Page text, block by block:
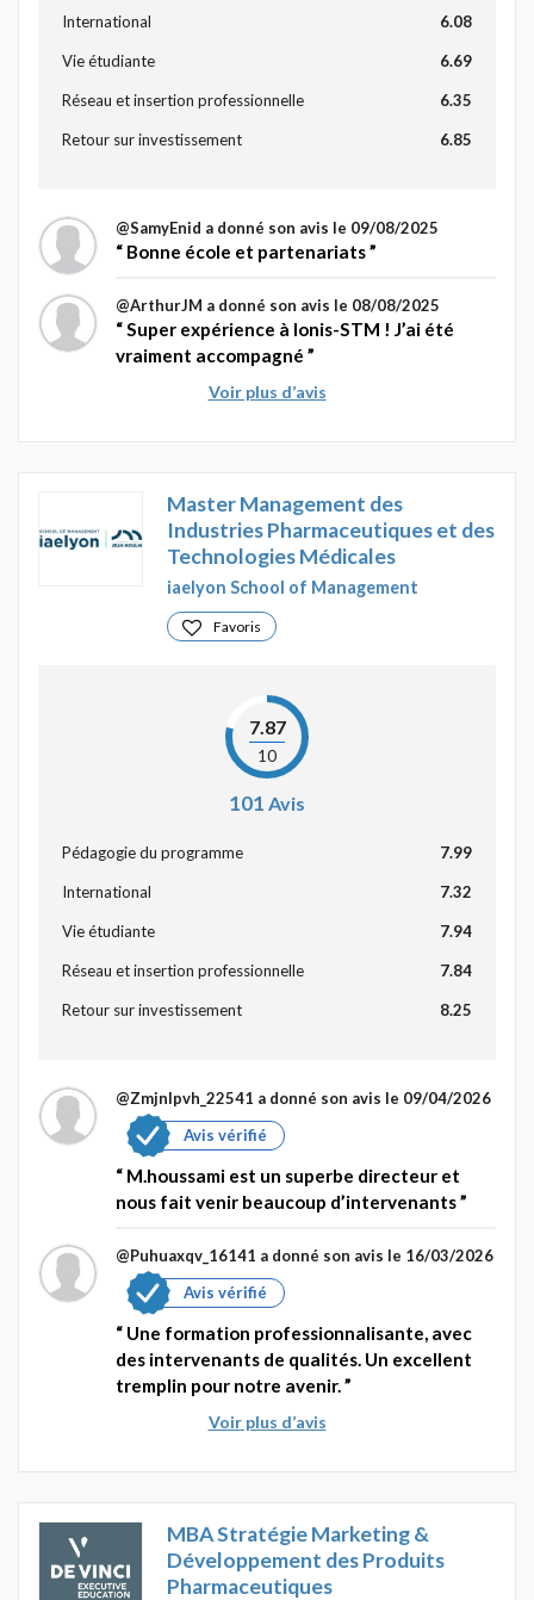
International 6.08
Vie étudiante 6.69
Réseau et insertion professionnelle 6.35
Retour sur investissement 6.85
@SamyEnid a donné son avis le 09/08/2025
Bonne école et partenariats
@ArthurJM a donné son avis le 08/08/2025
Super expérience à Ionis-STM ! J’ai été
vraiment accompagné
Voir plus d’avis
Master Management des
Industries Pharmaceutiques et des
Technologies Médicales
iaelyon School of Management
Favoris
7.87
10
101 Avis
Pédagogie du programme 7.99
International 7.32
Vie étudiante 7.94
Réseau et insertion professionnelle 7.84
Retour sur investissement 8.25
@Zmjnlpvh_22541 a donné son avis le 09/04/2026
Avis vérifié
M.houssami est un superbe directeur et
nous fait venir beaucoup d’intervenants
@Puhuaxqv_16141 a donné son avis le 16/03/2026
Avis vérifié
Une formation professionnalisante, avec
des intervenants de qualités. Un excellent
tremplin pour notre avenir.
Voir plus d’avis
MBA Stratégie Marketing &
Développement des Produits
Pharmaceutiques